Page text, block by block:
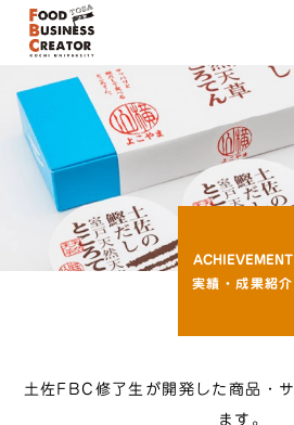
ACHIEVEMENT
実績・成果紹介
土佐FBC修了生が開発した商品・
ます。